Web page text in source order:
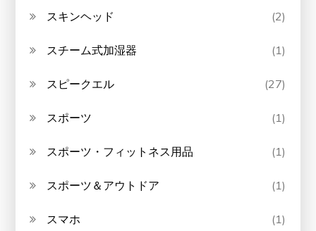
スキンヘッド (2)
スチーム式加湿器 (1)
スピークエル (27)
スポーツ (1)
スポーツ・フィットネス用品 (1)
スポーツ＆アウトドア (1)
スマホ (1)